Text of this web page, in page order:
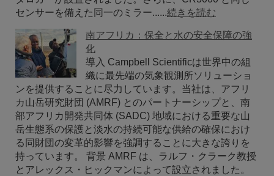
センサーを備えた同一のミラー......続きを読む
南アフリカ：保全と水の安全保障の強
化
導入 Campbell Scientificは世界中の組
織に最先端の気象観測所ソリューショ
ンを提供することに尽力しています。当社は、アフリ
カ山岳研究財団 (AMRF) とのパートナーシップと、南
部アフリカ開発共同体 (SADC) 地域における重要な山
岳生態系の保護と淡水の持続可能な供給の確保におけ
る同財団の変革的影響を強調することに大きな誇りを
持っています。 背景 AMRF は、ラルフ・クラーク教授
とアレックス・ヒックマンによって設立されました。